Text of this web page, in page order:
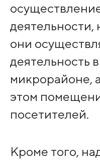
деятельности,
они
деятельность
микрорайоне,
этом
посетителей.
Кроме того,